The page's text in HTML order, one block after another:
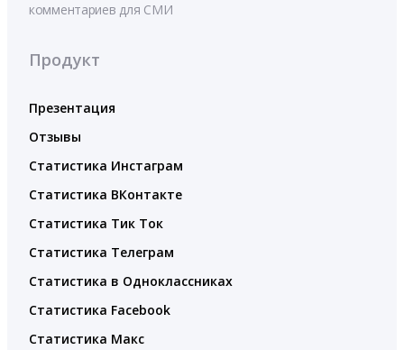
комментариев для СМИ
Продукт
Презентация
Отзывы
Статистика Инстаграм
Статистика ВКонтакте
Статистика Тик Ток
Статистика Телеграм
Статистика в Одноклассниках
Статистика Facebook
Статистика Макс